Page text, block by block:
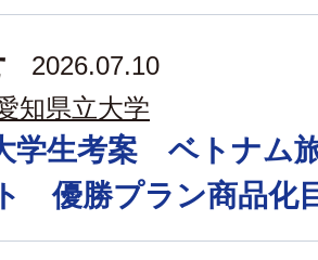
2026.07.10
知県立大学
学生考案 ベトナム
優勝プラン商品化